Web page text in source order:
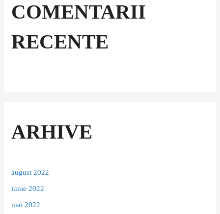
COMENTARII
RECENTE
ARHIVE
august 2022
iunie 2022
mai 2022